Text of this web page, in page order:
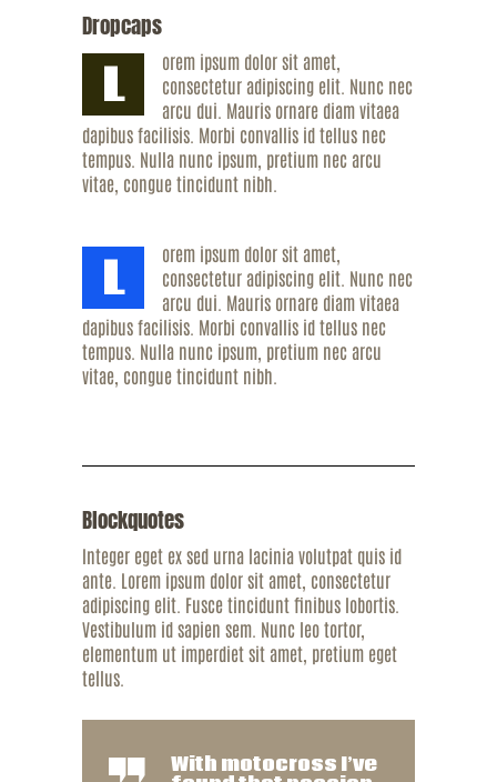
Dropcaps
L
orem ipsum dolor sit amet,
consectetur adipiscing elit. Nunc nec
arcu dui. Mauris ornare diam vitaea
dapibus facilisis. Morbi convallis id tellus nec
tempus. Nulla nunc ipsum, pretium nec arcu
vitae, congue tincidunt nibh.
L
orem ipsum dolor sit amet,
consectetur adipiscing elit. Nunc nec
arcu dui. Mauris ornare diam vitaea
dapibus facilisis. Morbi convallis id tellus nec
tempus. Nulla nunc ipsum, pretium nec arcu
vitae, congue tincidunt nibh.
Blockquotes
Integer eget ex sed urna lacinia volutpat quis id
ante. Lorem ipsum dolor sit amet, consectetur
adipiscing elit. Fusce tincidunt finibus lobortis.
Vestibulum id sapien sem. Nunc leo tortor,
elementum ut imperdiet sit amet, pretium eget
tellus.
With motocross I’ve